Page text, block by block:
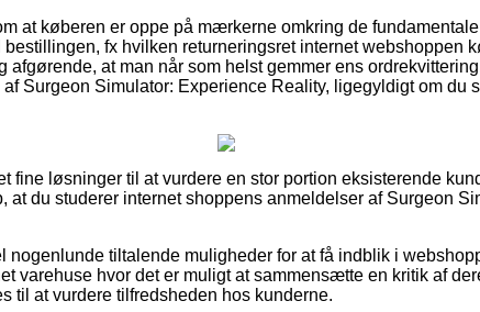
at køberen er oppe på mærkerne omkring de
fx hvilken returneringsret internet webshoppen
at man når som helst gemmer ens
Surgeon Simulator: Experience Reality, ligegyldigt om du
fine løsninger til at vurdere en stor portion eksisterende
du studerer internet shoppens anmeldelser af Surgeon
nogenlunde tiltalende muligheder for at få indblik i
varehuse hvor det er muligt at sammensætte en kritik af
til at vurdere tilfredsheden hos kunderne.